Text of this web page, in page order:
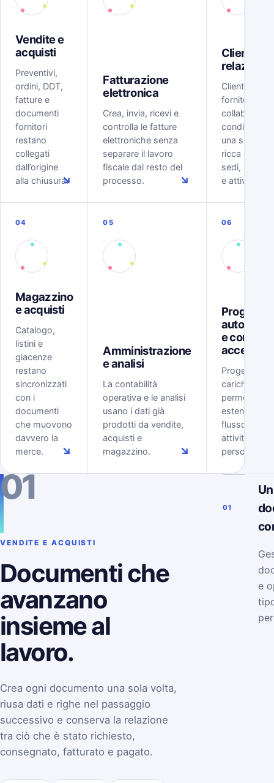
Vendite e
acquisti
Preventivi,
ordini, DDT,
fatture e
documenti
fornitori
restano
collegati
dall’origine
alla chiusura.
↘
Fatturazione
elettronica
Crea, invia, ricevi e
controlla le fatture
elettroniche senza
separare il lavoro
fiscale dal resto del
processo.
↘
Clienti e
relazioni
Clienti, lead,
fornitori e
collaboratori
condividono
una scheda
ricca di
sedi,
e attività.
04
Magazzino
e acquisti
Catalogo,
listini e
giacenze
restano
sincronizzati
con i
documenti
che muovono
davvero la
merce.
↘
05
Amministrazione
e analisi
La contabilità
operativa e le analisi
usano i dati già
prodotti da vendite,
acquisti e
magazzino.
↘
06
Progetti,
e
accessi
Progetti,
carichi,
permessi
estendono il
flusso ERP
attività delle
persone.
01
VENDITE E ACQUISTI
Documenti che
avanzano
insieme al
lavoro.
Crea ogni documento una sola volta,
riusa dati e righe nel passaggio
successivo e conserva la relazione
tra ciò che è stato richiesto,
consegnato, fatturato e pagato.
01
e